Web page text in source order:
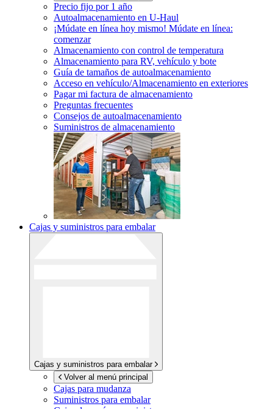
Precio fijo por 1 año
Autoalmacenamiento en U-Haul
¡Múdate en línea hoy mismo! Múdate en línea:
comenzar
Almacenamiento con control de temperatura
Almacenamiento para RV, vehículo y bote
Guía de tamaños de autoalmacenamiento
Acceso en vehículo/Almacenamiento en exteriores
Pagar mi factura de almacenamiento
Preguntas frecuentes
Consejos de autoalmacenamiento
Suministros de almacenamiento
Cajas y suministros para embalar
Cajas y suministros para embalar
Volver al menú principal
Cajas para mudanza
Suministros para embalar